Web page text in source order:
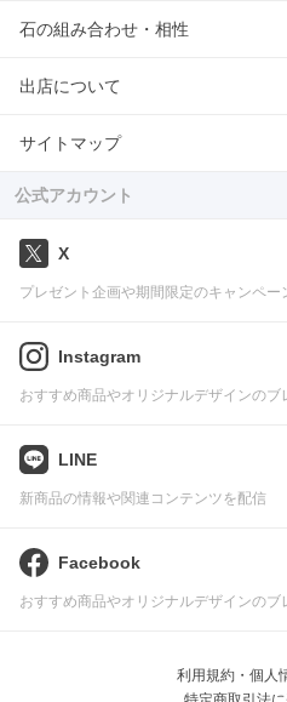
石の組み合わせ・相性
出店について
サイトマップ
公式アカウント
X
プレゼント企画や期間限定のキャンペー
Instagram
おすすめ商品やオリジナルデザインのブ
LINE
新商品の情報や関連コンテンツを配信
Facebook
おすすめ商品やオリジナルデザインのブ
利用規約・個人